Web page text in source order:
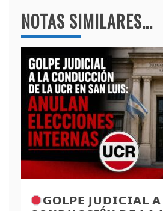
NOTAS SIMILARES...
𝗚𝗢𝗟𝗣𝗘 𝗝𝗨𝗗𝗜𝗖𝗜𝗔𝗟